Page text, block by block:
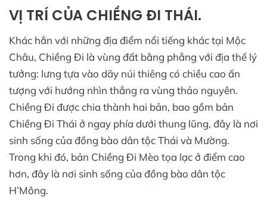
VỊ TRÍ CỦA CHIỀNG ĐI THÁI.
Khác hẳn với những địa điểm nổi tiếng khác tại Mộc
Châu, Chiềng Đi là vùng đất bằng phẳng với địa thế lý
tưởng: lưng tựa vào dãy núi thiêng có chiều cao ấn
tượng với hướng nhìn thẳng ra vùng thảo nguyên.
Chiềng Đi được chia thành hai bản, bao gồm bản
Chiềng Đi Thái ở ngay phía dưới thung lũng, đây là nơi
sinh sống của đồng bào dân tộc Thái và Mường.
Trong khi đó, bản Chiềng Đi Mèo tọa lạc ở điểm cao
hơn, đây là nơi sinh sống của đồng bào dân tộc
H’Mông.